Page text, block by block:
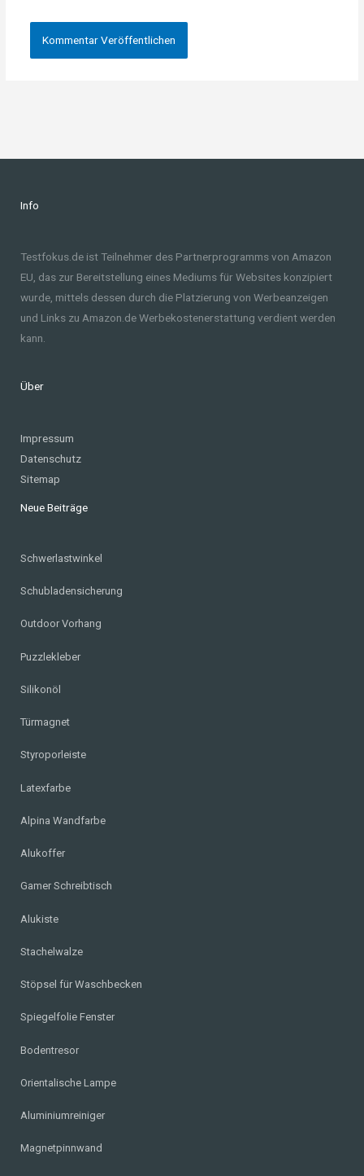
Info
Testfokus.de ist Teilnehmer des Partnerprogramms von Amazon
EU, das zur Bereitstellung eines Mediums für Websites konzipiert
wurde, mittels dessen durch die Platzierung von Werbeanzeigen
und Links zu Amazon.de Werbekostenerstattung verdient werden
kann.
Über
Impressum
Datenschutz
Sitemap
Neue Beiträge
Schwerlastwinkel
Schubladensicherung
Outdoor Vorhang
Puzzlekleber
Silikonöl
Türmagnet
Styroporleiste
Latexfarbe
Alpina Wandfarbe
Alukoffer
Gamer Schreibtisch
Alukiste
Stachelwalze
Stöpsel für Waschbecken
Spiegelfolie Fenster
Bodentresor
Orientalische Lampe
Aluminiumreiniger
Magnetpinnwand